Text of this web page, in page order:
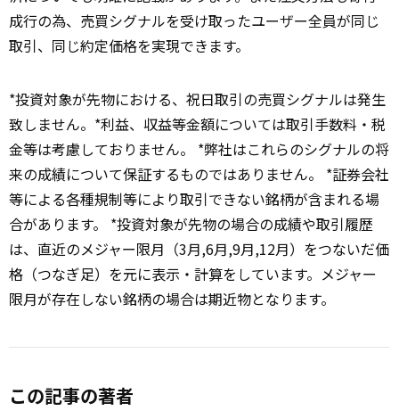
成行の為、売買シグナルを受け取ったユーザー全員が同じ
取引、同じ約定価格を実現できます。
*投資対象が先物における、祝日取引の売買シグナルは発生
致しません。*利益、収益等金額については取引手数料・税
金等は考慮しておりません。 *弊社はこれらのシグナルの将
来の成績について保証するものではありません。 *証券会社
等による各種規制等により取引できない銘柄が含まれる場
合があります。 *投資対象が先物の場合の成績や取引履歴
は、直近のメジャー限月（3月,6月,9月,12月）をつないだ価
格（つなぎ足）を元に表示・計算をしています。メジャー
限月が存在しない銘柄の場合は期近物となります。
この記事の著者